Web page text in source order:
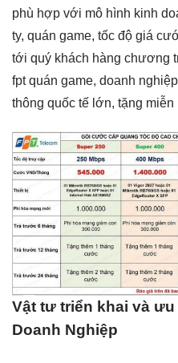
phù hợp với mô hình kinh
ty, quán game, tốc độ giá
tới quý khách hàng chương
fpt quán game, doanh
thông quốc tế lớn, tặng miễn
Vật tư triển khai và
Doanh Nghiệp